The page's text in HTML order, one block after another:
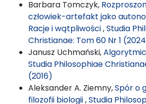
Barbara Tomczyk,
człowiek-artefakt jako
Racje i wątpliwości,Studia
Christianae: Tom 60 Nr 1
Janusz Uchmański,
Studia Philosophiae
(2016)
Aleksander A. Ziemny,Spór o
filozofii biologii,Studia